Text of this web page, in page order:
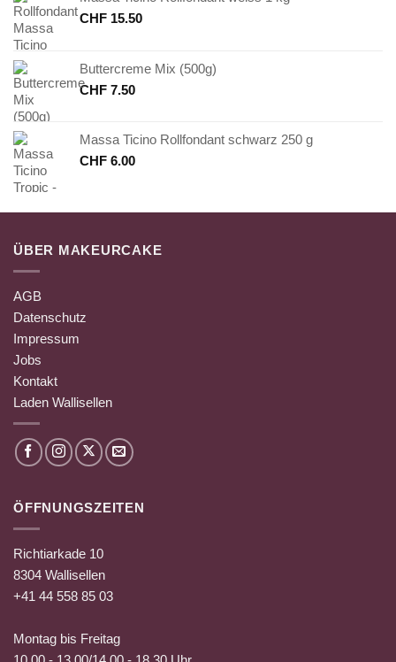
CHF 15.50
Buttercreme Mix (500g)
CHF 7.50
Massa Ticino Rollfondant schwarz 250 g
CHF 6.00
ÜBER MAKEURCAKE
AGB
Datenschutz
Impressum
Jobs
Kontakt
Laden Wallisellen
ÖFFNUNGSZEITEN
Richtiarkade 10
8304 Wallisellen
+41 44 558 85 03
Montag bis Freitag